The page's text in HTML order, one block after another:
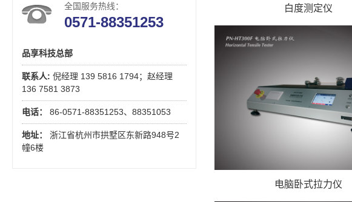
全国服务热线：
0571-88351253
品享科技总部
联系人: 倪经理 139 5816 1794；赵经理
136 7581 3873
电话： 86-0571-88351253、88351053
地址： 浙江省杭州市拱墅区东新路948号2
幢6楼
白度测定仪
电脑卧式拉力仪